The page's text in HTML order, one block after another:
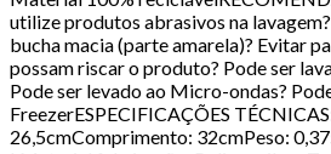
utilize produtos abrasivos na
bucha macia (parte amarela)? Evitar
possam riscar o produto? Pode ser
Pode ser levado ao Micro-ondas?
FreezerESPECIFICAÇÕES
26,5cmComprimento: 32cmPeso: